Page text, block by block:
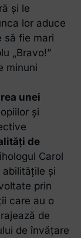
și le
lor aduce
să fie mari
„Bravo!”
minuni
unei
și
de
Carol
și
prin
care au o
de
de învățare